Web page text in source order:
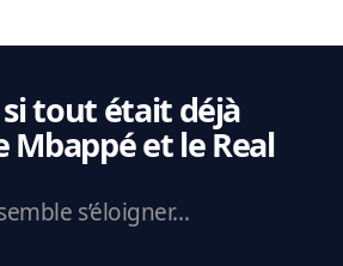
si tout était déjà
Mbappé et le Real
s’éloigner…